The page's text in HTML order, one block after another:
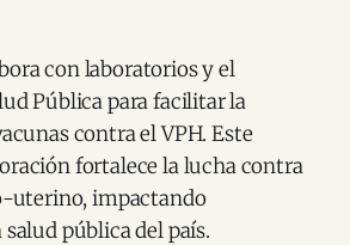
con laboratorios y el
Pública para facilitar la
contra el VPH​. Este
fortalece la lucha contra
uterino, impactando
pública del país.